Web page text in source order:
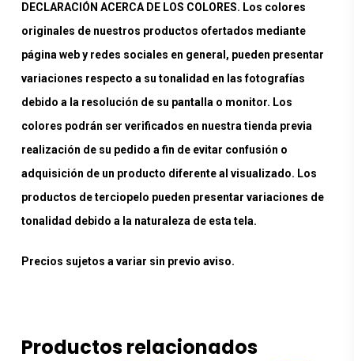
DECLARACIÓN ACERCA DE LOS COLORES. Los colores
originales de nuestros productos ofertados mediante
página web y redes sociales en general, pueden presentar
variaciones respecto a su tonalidad en las fotografías
debido a la resolución de su pantalla o monitor. Los
colores podrán ser verificados en nuestra tienda previa
realización de su pedido a fin de evitar confusión o
adquisición de un producto diferente al visualizado. Los
productos de terciopelo pueden presentar variaciones de
tonalidad debido a la naturaleza de esta tela.
Precios sujetos a variar sin previo aviso.
Productos relacionados